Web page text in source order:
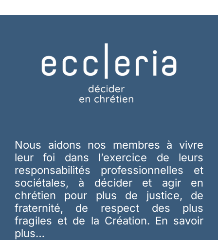
Nous aidons nos membres à vivre
leur foi dans l’exercice de leurs
responsabilités professionnelles et
sociétales, à décider et agir en
chrétien pour plus de justice, de
fraternité, de respect des plus
fragiles et de la Création. En savoir
plus…